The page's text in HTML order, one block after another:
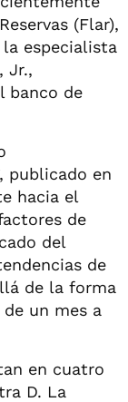
(Flar),
especialista
Jr.,
banco de
publicado en
hacia el
de
del
de
de la forma
un mes a
en cuatro
D. La